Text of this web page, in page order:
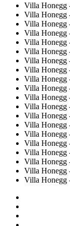
Villa Honegg
Villa Honegg
Villa Honegg
Villa Honegg
Villa Honegg
Villa Honegg
Villa Honegg
Villa Honegg
Villa Honegg
Villa Honegg
Villa Honegg
Villa Honegg
Villa Honegg
Villa Honegg
Villa Honegg
Villa Honegg
Villa Honegg
Villa Honegg
Villa Honegg
Villa Honegg